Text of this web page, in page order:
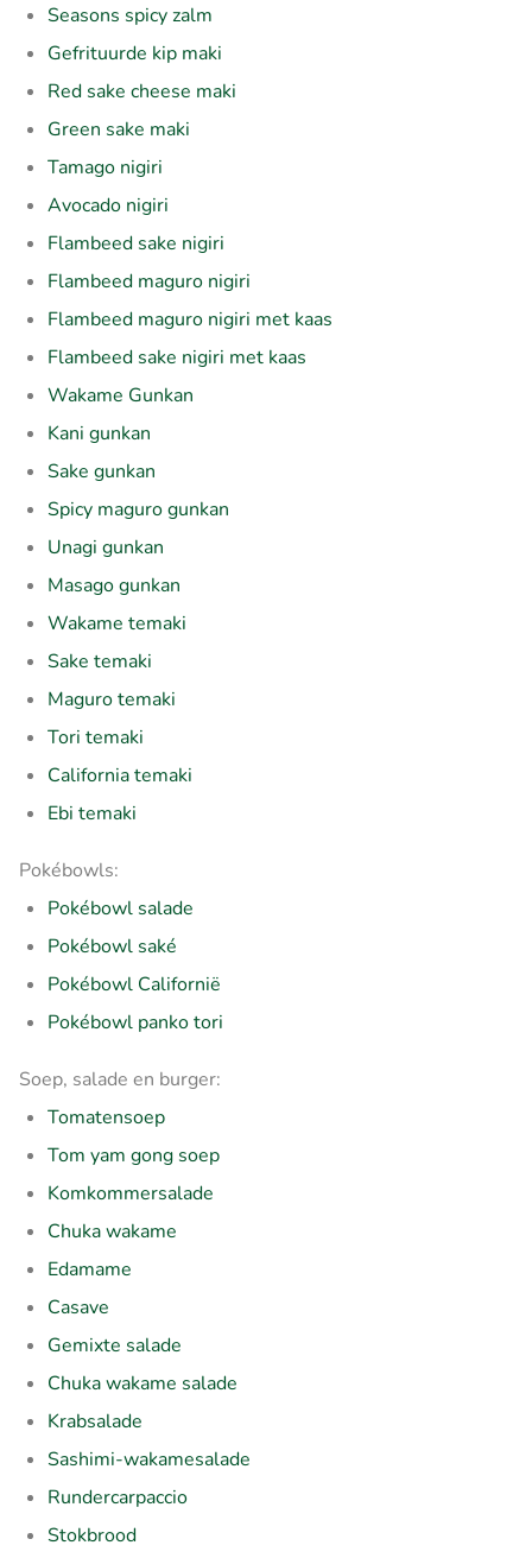
Seasons spicy zalm
Gefrituurde kip maki
Red sake cheese maki
Green sake maki
Tamago nigiri
Avocado nigiri
Flambeed sake nigiri
Flambeed maguro nigiri
Flambeed maguro nigiri met kaas
Flambeed sake nigiri met kaas
Wakame Gunkan
Kani gunkan
Sake gunkan
Spicy maguro gunkan
Unagi gunkan
Masago gunkan
Wakame temaki
Sake temaki
Maguro temaki
Tori temaki
California temaki
Ebi temaki
Pokébowls:
Pokébowl salade
Pokébowl saké
Pokébowl Californië
Pokébowl panko tori
Soep, salade en burger:
Tomatensoep
Tom yam gong soep
Komkommersalade
Chuka wakame
Edamame
Casave
Gemixte salade
Chuka wakame salade
Krabsalade
Sashimi-wakamesalade
Rundercarpaccio
Stokbrood